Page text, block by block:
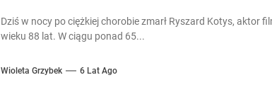
Dziś w nocy po ciężkiej chorobie zmarł Ryszard Kotys, aktor
wieku 88 lat. W ciągu ponad 65...
Wioleta Grzybek 6 Lat Ago